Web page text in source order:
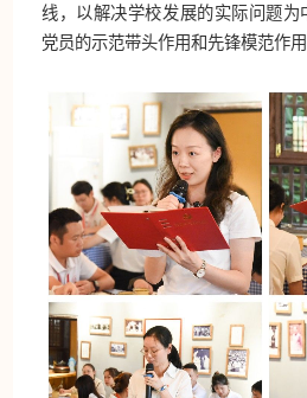
线，以解决学校发展的实际问题
党员的示范带头作用和先锋模范作用